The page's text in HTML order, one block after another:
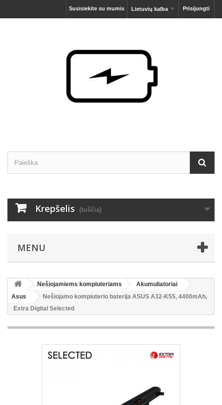
Prisijungti
Lietuvių kalba
Susisiekite su mumis
Krepšelis (tuščia)
MENU
Nešiojamiems kompiuteriams
Akumuliatoriai
Asus
Nešiojamo kompiuterio baterija ASUS A32-K55, 4400mAh,
Extra Digital Selected